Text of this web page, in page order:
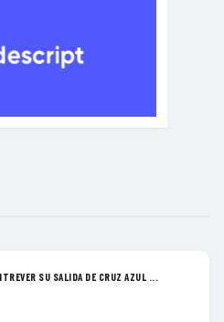
SU SALIDA DE CRUZ AZUL ...